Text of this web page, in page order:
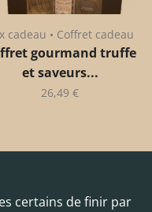
cadeau • Coffret cadeau
gourmand truffe
et saveurs...
26,49 €
certains de finir par